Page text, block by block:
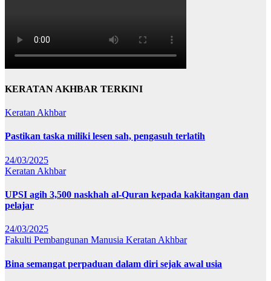
KERATAN AKHBAR TERKINI
Keratan Akhbar
Pastikan taska miliki lesen sah, pengasuh terlatih
24/03/2025
Keratan Akhbar
UPSI agih 3,500 naskhah al-Quran kepada kakitangan dan
pelajar
24/03/2025
Fakulti Pembangunan Manusia Keratan Akhbar
Bina semangat perpaduan dalam diri sejak awal usia